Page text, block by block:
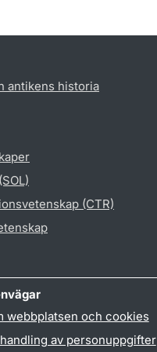
antikens historia
(CTR)
webbplatsen och cookies
av personuppgifter